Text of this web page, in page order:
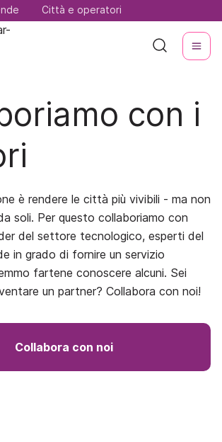
Città e operatori
Città e operatori
con i
è rendere le città più vivibili - ma non
soli. Per questo collaboriamo con
del settore tecnologico, esperti del
in grado di fornire un servizio
fartene conoscere alcuni. Sei
un partner? Collabora con noi!
Collabora con noi